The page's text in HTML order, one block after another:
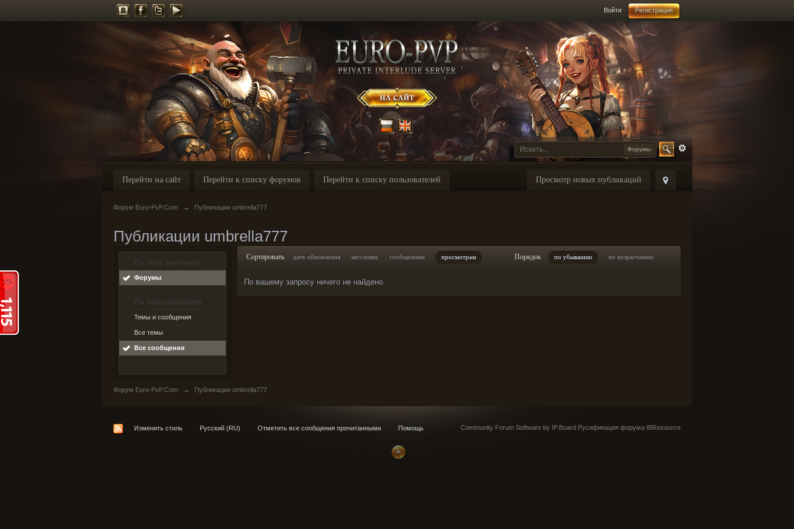
Войти Регистрация
Форумы
Просмотр новых публикаций
Перейти на сайт Перейти к списку форумов Перейти к списку пользователей
Форум Euro-PvP.Com → Публикации umbrella777
Публикации umbrella777
По типу контента
Форумы
По пользователю
Темы и сообщения
Все темы
Все сообщения
Сортировать дате обновления заголовку сообщениям просмотрам Порядок по убыванию по возрастанию
По вашему запросу ничего не найдено.
Форум Euro-PvP.Com → Публикации umbrella777
Изменить стиль Русский (RU) Отметить все сообщения прочитанными Помощь Community Forum Software by IP.Board Русификация форума IBResource